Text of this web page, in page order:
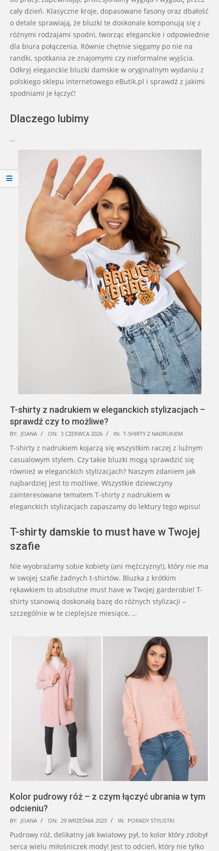
cały dzień. Klasyczne kroje, dopasowane fasony oraz dbałość
o detale sprawiają, że bluzki te doskonale komponują się z
różnymi rodzajami spodni, tworząc eleganckie i odpowiednie
dla biura połączenia. Równie chętnie sięgamy po nie na
randki, spotkania ze znajomymi czy nieformalne wyjścia.
Odkryj eleganckie bluzki damskie w oryginalnym wydaniu z
polskiego sklepu internetowego eButik.pl i sprawdź z jakimi
spodniami je łączyć!
Dlaczego lubimy
…
T-shirty z nadrukiem w eleganckich stylizacjach –
sprawdź czy to możliwe?
2026-
06-
03
BY: JOANA ON: 3 CZERWCA 2026 IN: T-SHIRTY Z NADRUKIEM
T-shirty z nadrukiem kojarzą się wszystkim raczej z luźnym
casualowym stylem. Czy takie bluzki mogą sprawdzić się
również w eleganckich stylizacjach? Naszym zdaniem jak
najbardziej jest to możliwe. Wszystkie dziewczyny
zainteresowane tematem T-shirty z nadrukiem w
eleganckich stylizacjach zapaszamy do lektury tego wpisu!
T-shirty damskie to must have w Twojej
szafie
Nie wyobrażamy sobie kobiety (ani mężczyzny!), który nie ma
w swojej szafie żadnych t-shirtów. Bluzka z krótkim
rękawkiem to absolutne must have w Twojej garderobie! T-
shirty stanowią doskonałą bazę do różnych stylizacji –
szczególnie w te cieplejsze miesiące, …
Kolor pudrowy róż – z czym łączyć ubrania w tym
odcieniu?
2025-
09-
BY: JOANA ON: 29 WRZEŚNIA 2025 IN: PORADY STYLISTKI
Pudrowy róż, delikatny jak kwiatowy pył, to kolor który zdobył
serca wielu miłośniczek mody! Jest to odcień, który nie tylko